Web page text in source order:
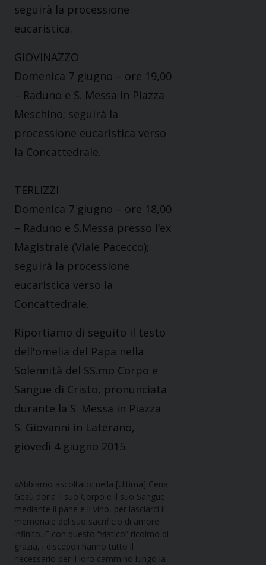
seguirà la processione
eucaristica.
GIOVINAZZO
Domenica 7 giugno – ore 19,00
– Raduno e S. Messa in Piazza
Meschino; seguirà la
processione eucaristica verso
la Concattedrale.
TERLIZZI
Domenica 7 giugno – ore 18,00
– Raduno e S.Messa presso l’ex
Magistrale (Viale Pacecco);
seguirà la processione
eucaristica verso la
Concattedrale.
Riportiamo di seguito il testo
dell'omelia del Papa nella
Solennità del SS.mo Corpo e
Sangue di Cristo, pronunciata
durante la S. Messa in Piazza
S. Giovanni in Laterano,
giovedì 4 giugno 2015.
«Abbiamo ascoltato: nella [Ultima] Cena
Gesù dona il suo Corpo e il suo Sangue
mediante il pane e il vino, per lasciarci il
memoriale del suo sacrificio di amore
infinito. E con questo “viatico” ricolmo di
grazia, i discepoli hanno tutto il
necessario per il loro cammino lungo la